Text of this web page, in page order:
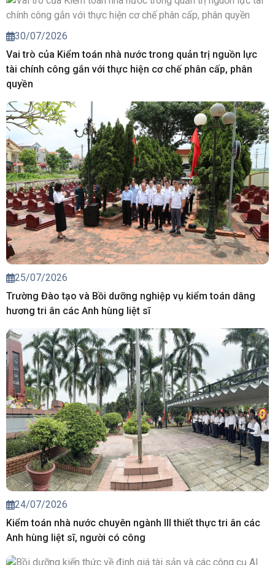
30/07/2026
Vai trò của Kiểm toán nhà nước trong quản trị nguồn lực
tài chính công gắn với thực hiện cơ chế phân cấp, phân
quyền
25/07/2026
Trường Đào tạo và Bồi dưỡng nghiệp vụ kiểm toán dâng
hương tri ân các Anh hùng liệt sĩ
24/07/2026
Kiểm toán nhà nước chuyên ngành III thiết thực tri ân các
Anh hùng liệt sĩ, người có công